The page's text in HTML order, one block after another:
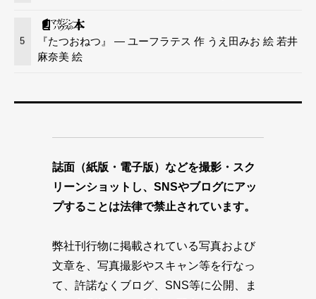
5
『たつおねつ』 — ユーフラテス 作 うえ田みお 絵 若井
麻奈美 絵
誌面（紙版・電子版）などを撮影・スク
リーンショットし、SNSやブログにアッ
プすることは法律で禁止されています。
弊社刊行物に掲載されている写真および
文章を、写真撮影やスキャン等を行なっ
て、許諾なくブログ、SNS等に公開、ま